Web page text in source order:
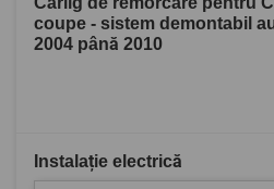
coupe - sistem demontabil
2004 până 2010
Instalație electrică